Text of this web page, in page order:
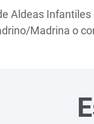
Aldeas
Madrina o